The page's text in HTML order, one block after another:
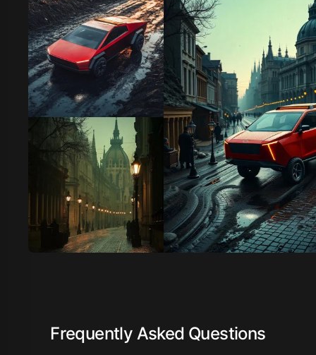
Frequently Asked Questions